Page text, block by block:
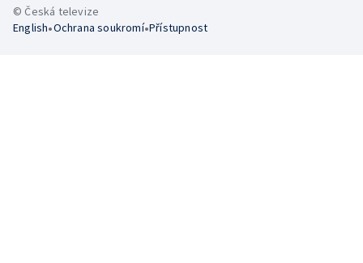
© Česká televize
English•Ochrana soukromí•Přístupnost